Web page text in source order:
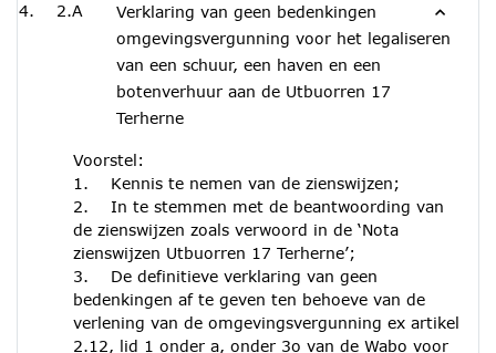
2.A
Verklaring van geen bedenkingen
omgevingsvergunning voor het legaliseren
van een schuur, een haven en een
botenverhuur aan de Utbuorren 17
Terherne
Voorstel:
1. Kennis te nemen van de zienswijzen;
2. In te stemmen met de beantwoording van
de zienswijzen zoals verwoord in de ‘Nota
zienswijzen Utbuorren 17 Terherne’;
3. De definitieve verklaring van geen
bedenkingen af te geven ten behoeve van de
verlening van de omgevingsvergunning ex artikel
2.12, lid 1 onder a, onder 3o van de Wabo voor